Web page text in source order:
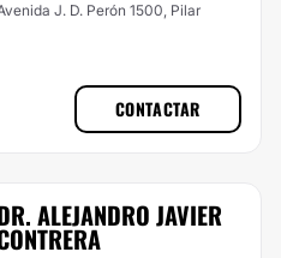
J. D. Perón 1500, Pilar
CONTACTAR
ALEJANDRO JAVIER